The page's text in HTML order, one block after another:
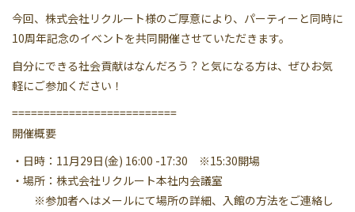
今回、株式会社リクルート様のご厚意により、パーティーと同時に
10周年記念のイベントを共同開催させていただきます。
自分にできる社会貢献はなんだろう？と気になる方は、ぜひお気
軽にご参加ください！
==========================
開催概要
・日時：11月29日(金) 16:00 -17:30 ※15:30開場
・場所：株式会社リクルート本社内会議室
※参加者へはメールにて場所の詳細、入館の方法をご連絡し